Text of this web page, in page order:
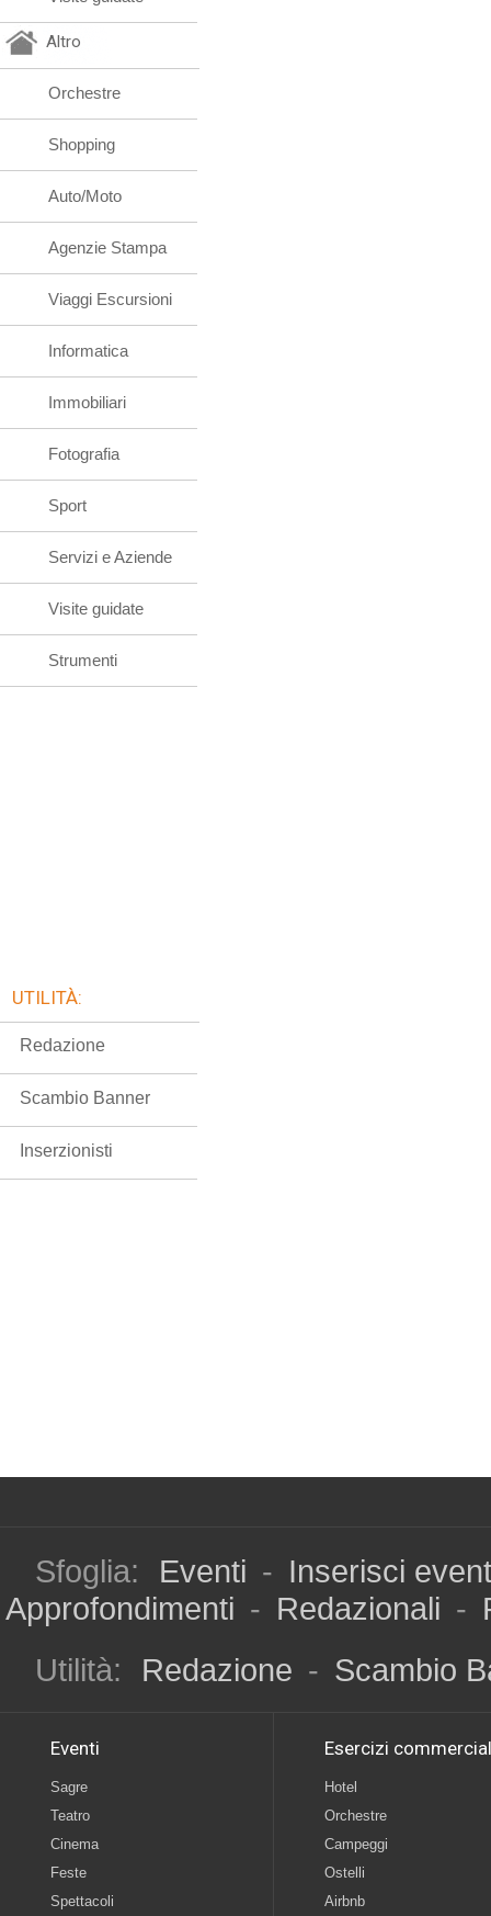
Altro
Orchestre
Shopping
Auto/Moto
Agenzie Stampa
Viaggi Escursioni
Informatica
Immobiliari
Fotografia
Sport
Servizi e Aziende
Visite guidate
Strumenti
UTILITÀ:
Redazione
Scambio Banner
Inserzionisti
Sfoglia: Eventi - Inserisci
Approfondimenti - Redazionali -
Utilità:
Redazione - Scambio
Eventi
Sagre
Teatro
Cinema
Feste
Spettacoli
Esercizi
Hotel
Orchestre
Campeggi
Ostelli
Airbnb